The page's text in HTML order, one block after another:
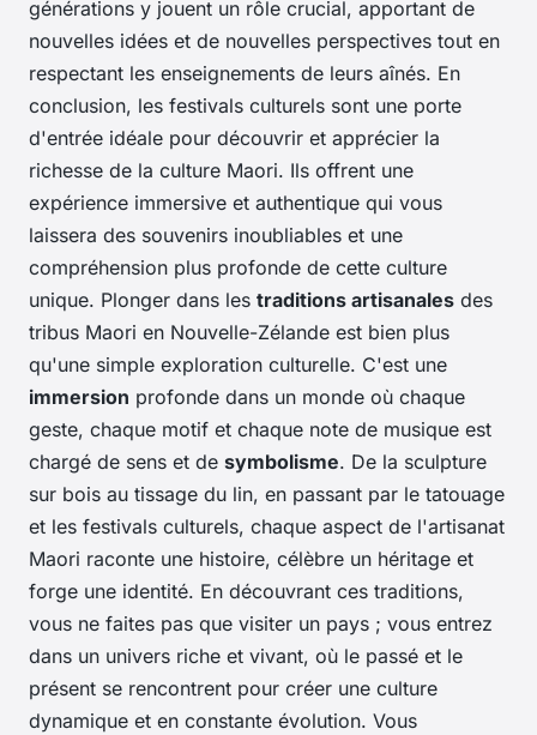
générations y jouent un rôle crucial, apportant de
nouvelles idées et de nouvelles perspectives tout en
respectant les enseignements de leurs aînés. En
conclusion, les festivals culturels sont une porte
d'entrée idéale pour découvrir et apprécier la
richesse de la culture Maori. Ils offrent une
expérience immersive et authentique qui vous
laissera des souvenirs inoubliables et une
compréhension plus profonde de cette culture
unique. Plonger dans les traditions artisanales des
tribus Maori en Nouvelle-Zélande est bien plus
qu'une simple exploration culturelle. C'est une
immersion profonde dans un monde où chaque
geste, chaque motif et chaque note de musique est
chargé de sens et de symbolisme. De la sculpture
sur bois au tissage du lin, en passant par le tatouage
et les festivals culturels, chaque aspect de l'artisanat
Maori raconte une histoire, célèbre un héritage et
forge une identité. En découvrant ces traditions,
vous ne faites pas que visiter un pays ; vous entrez
dans un univers riche et vivant, où le passé et le
présent se rencontrent pour créer une culture
dynamique et en constante évolution. Vous